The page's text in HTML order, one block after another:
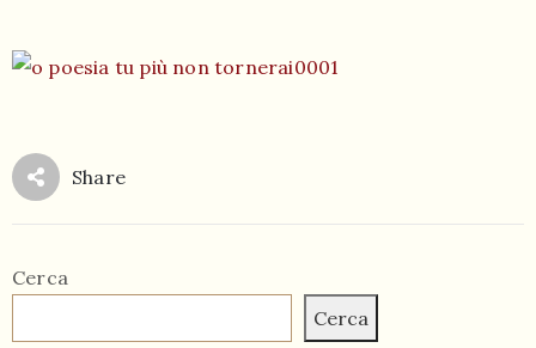
804
5943
Share
Cerca
Cerca